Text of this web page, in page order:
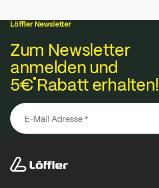
Löffler Newsletter
Zum Newsletter
anmelden und
5€Rabatt erhalten!